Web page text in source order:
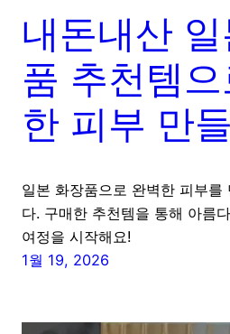
내돈내산
품 추천템
한 피부 만
일본 화장품으로 완벽한 피부를
다. 구매한 추천템을 통해 아름
여정을 시작해요!
1월 19, 2026